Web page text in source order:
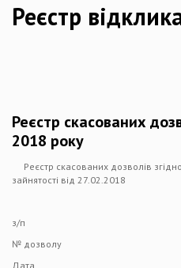
Реєстр
Реєстр скасованих
2018 року
Реєстр скасованих дозволів
зайнятості від 27.02.2018
з/п
№ дозволу
Дата